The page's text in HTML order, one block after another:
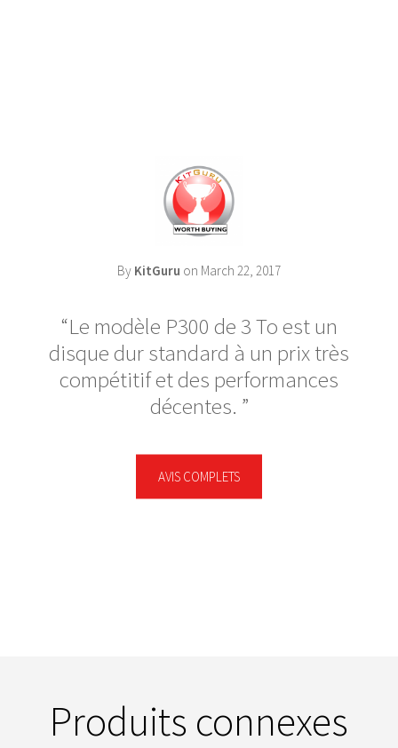
By KitGuru on March 22, 2017
Le modèle P300 de 3 To est un
disque dur standard à un prix très
compétitif et des performances
décentes.
AVIS COMPLETS
Produits connexes